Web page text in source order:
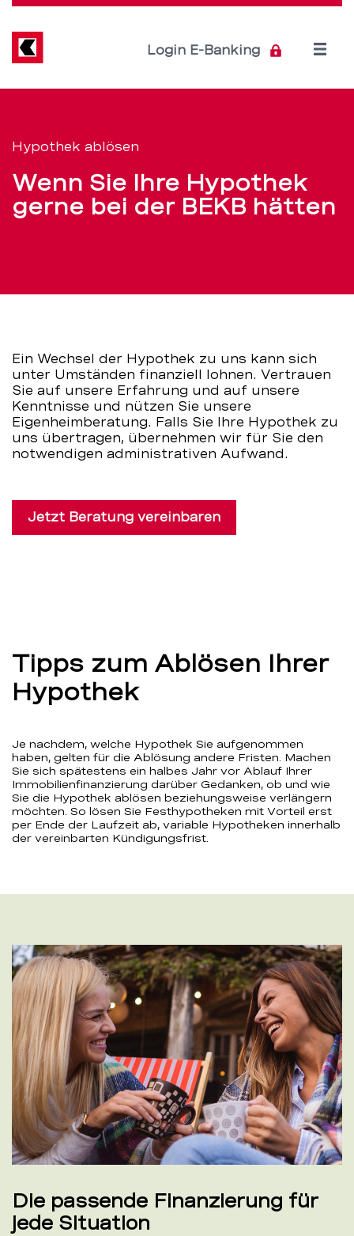
Hypothek
ablösen
und
Direkt
Inhalt
Login E-Banking
Open
Hypothek ablösen
Wenn Sie Ihre Hypothek
gerne bei der BEKB hätten
Ein Wechsel der Hypothek zu uns kann sich
unter Umständen finanziell lohnen. Vertrauen
Sie auf unsere Erfahrung und auf unsere
Kenntnisse und nützen Sie unsere
Eigenheimberatung. Falls Sie Ihre Hypothek zu
uns übertragen, übernehmen wir für Sie den
notwendigen administrativen Aufwand.
Jetzt Beratung vereinbaren
Tipps zum Ablösen Ihrer
Hypothek
Je nachdem, welche Hypothek Sie aufgenommen
haben, gelten für die Ablösung andere Fristen. Machen
Sie sich spätestens ein halbes Jahr vor Ablauf Ihrer
Immobilienfinanzierung darüber Gedanken, ob und wie
Sie die Hypothek ablösen beziehungsweise verlängern
möchten. So lösen Sie Festhypotheken mit Vorteil erst
per Ende der Laufzeit ab, variable Hypotheken innerhalb
der vereinbarten Kündigungsfrist.
Die passende Finanzierung für
jede Situation